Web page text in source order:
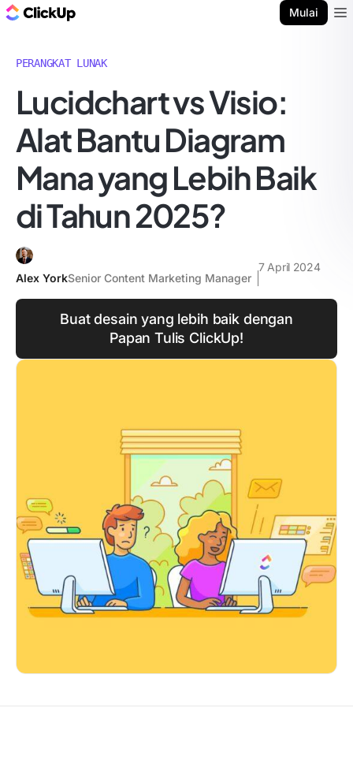
Mulai
PERANGKAT LUNAK
Lucidchart vs Visio:
Alat Bantu Diagram
Mana yang Lebih Baik
di Tahun 2025?
Alex YorkSenior Content Marketing Manager
7 April 2024
Buat desain yang lebih baik dengan
Papan Tulis ClickUp!